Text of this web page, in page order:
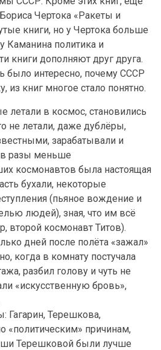
Чертока «Ракеты и
книги, но у Чертока больше
Каманина политика и
книги дополняют друг друга.
было интересно, почему СССР
из книг многое стало понятно.
летали в космос, становились
не летали, даже дублёры,
зарабатывали и
в разы меньше
космонавтов была настоящая
бухали, некоторые
(пьяное вождение и
людей), зная, что им всё
второй космонавт Титов).
дней после полёта «зажал»
когда в комнату постучала
разбил голову и чуть не
«искусственную бровь»,
Гагарин, Терешкова,
«политическим» причинам,
Терешковой были лучше